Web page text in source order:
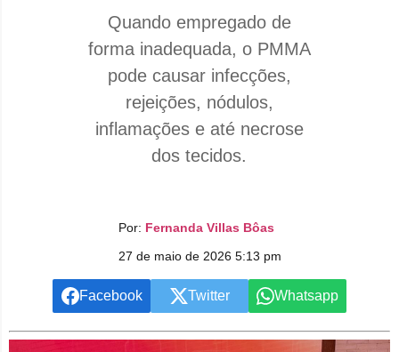
Quando empregado de
forma inadequada, o PMMA
pode causar infecções,
rejeições, nódulos,
inflamações e até necrose
dos tecidos.
Por: Fernanda Villas Bôas
27 de maio de 2026 5:13 pm
Facebook Twitter Whatsapp